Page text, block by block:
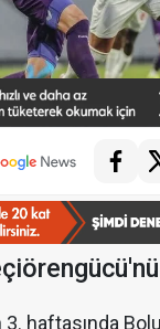
haftasında